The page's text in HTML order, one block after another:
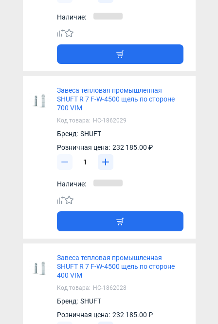
Наличие:
Завеса тепловая промышленная
SHUFT R 7 F-W-4500 щель по стороне
700 VIM
Код товара: НС-1862029
Бренд: SHUFT
Розничная цена: 232 185.00 ₽
Наличие:
Завеса тепловая промышленная
SHUFT R 7 F-W-4500 щель по стороне
400 VIM
Код товара: НС-1862028
Бренд: SHUFT
Розничная цена: 232 185.00 ₽